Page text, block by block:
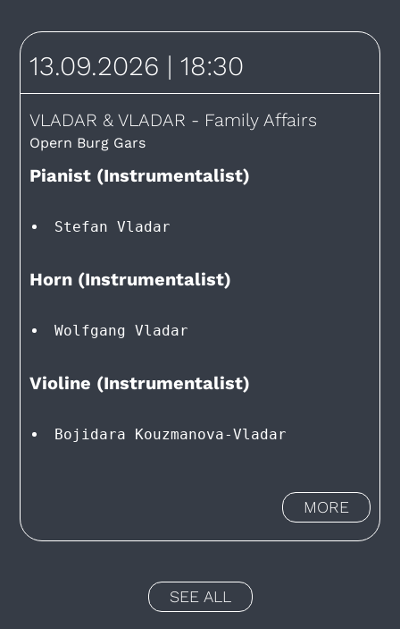
13.09.2026 | 18:30
VLADAR & VLADAR - Family Affairs
Opern Burg Gars
Pianist (Instrumentalist)
Stefan Vladar
Horn (Instrumentalist)
Wolfgang Vladar
Violine (Instrumentalist)
Bojidara Kouzmanova-Vladar
MORE
SEE ALL